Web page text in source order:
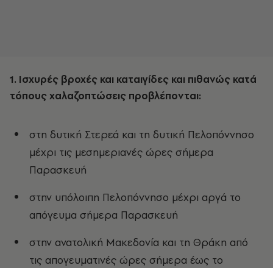
1. Ισχυρές βροχές και καταιγίδες και πιθανώς κατά
τόπους χαλαζοπτώσεις προβλέπονται:
στη δυτική Στερεά και τη δυτική Πελοπόννησο
μέχρι τις μεσημεριανές ώρες σήμερα
Παρασκευή
στην υπόλοιπη Πελοπόννησο μέχρι αργά το
απόγευμα σήμερα Παρασκευή
στην ανατολική Μακεδονία και τη Θράκη από
τις απογευματινές ώρες σήμερα έως το